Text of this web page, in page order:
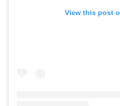
View this post